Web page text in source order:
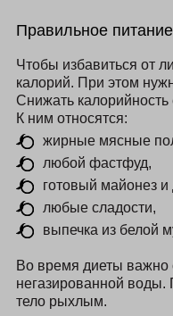
Правильное питание
Чтобы избавиться от
калорий. При этом
Снижать
К ним относятся:
жирные мясные
любой фастфуд,
готовый майонез
любые сладости,
выпечка из белой
Во время диеты важно
негазированной воды.
тело рыхлым.